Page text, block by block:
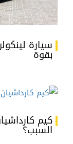
سيارة
بقوة
كيم
السبب؟